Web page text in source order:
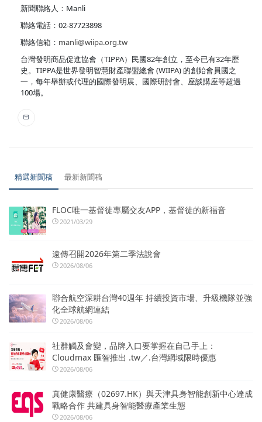
新聞聯絡人：Manli
聯絡電話：02-87723898
聯絡信箱： manli@wiipa.org.tw
台灣發明商品促進協會（TIPPA）民國82年創立，至今已有32年歷
史。TIPPA是世界發明智慧財產聯盟總會 (WIIPA) 的創始會員國之
一，每年舉辦或代理的國際發明展、國際研討會、座談講座等超過
100場。
精選新聞稿 最新新聞稿
FLOC唯一基督徒專屬交友APP，基督徒的新福音
2021/03/29
遠傳召開2026年第二季法說會
2026/08/06
聯合航空深耕台灣40週年 持續投資市場、升級機隊並強
化全球航網連結
2026/08/06
社群觸及會變，品牌入口要掌握在自己手上：
Cloudmax 匯智推出 .tw／.台灣網域限時優惠
2026/08/06
真健康醫療（02697.HK）與天津具身智能創新中心達成
戰略合作 共建具身智能醫療產業生態
2026/08/06